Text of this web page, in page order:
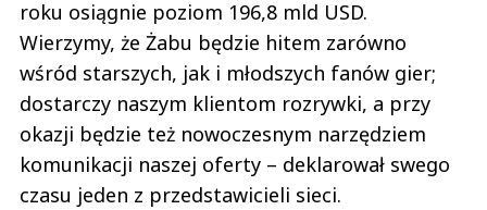
roku osiągnie poziom 196,8 mld USD.
Wierzymy, że Żabu będzie hitem zarówno
wśród starszych, jak i młodszych fanów gier;
dostarczy naszym klientom rozrywki, a przy
okazji będzie też nowoczesnym narzędziem
komunikacji naszej oferty – deklarował swego
czasu jeden z przedstawicieli sieci.